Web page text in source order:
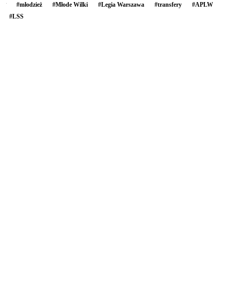
#młodzież #Młode Wilki #Legia Warszawa #transfery #APLW
#LSS